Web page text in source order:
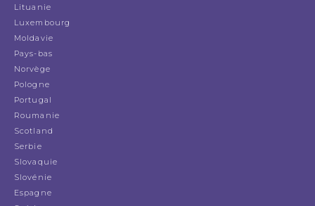
Lituanie
Luxembourg
Moldavie
Pays-bas
Norvège
Pologne
Portugal
Roumanie
Scotland
Serbie
Slovaquie
Slovénie
Espagne